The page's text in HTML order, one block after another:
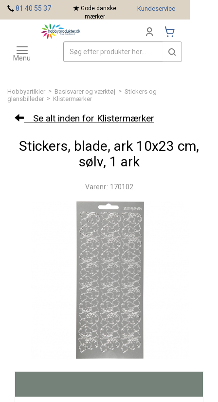
Hobbyartikler > Basisvarer og værktøj > Stickers og
glansbilleder > Klistermærker
Se alt inden for Klistermærker
Stickers, blade, ark 10x23 cm,
sølv, 1 ark
Varenr.: 170102
81 40 55 37
Gode danske
mærker
Kundeservice
Toggle
navigation
Menu
Mærker